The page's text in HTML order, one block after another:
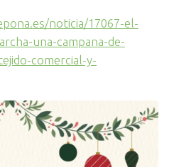
noticia/17067-el-
una-campana-de-
comercial-y-